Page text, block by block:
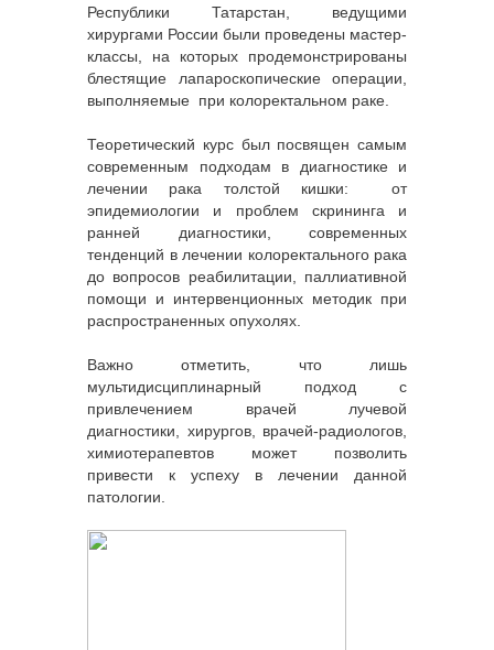
Республики Татарстан, ведущими
хирургами России были проведены мастер-
классы, на которых продемонстрированы
блестящие лапароскопические операции,
выполняемые при колоректальном раке.
Теоретический курс был посвящен самым
современным подходам в диагностике и
лечении рака толстой кишки: от
эпидемиологии и проблем скрининга и
ранней диагностики, современных
тенденций в лечении колоректального рака
до вопросов реабилитации, паллиативной
помощи и интервенционных методик при
распространенных опухолях.
Важно отметить, что лишь
мультидисциплинарный подход с
привлечением врачей лучевой
диагностики, хирургов, врачей-радиологов,
химиотерапевтов может позволить
привести к успеху в лечении данной
патологии.